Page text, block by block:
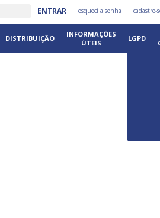
ENTRAR esqueci a senha cadastre-
DISTRIBUIÇÃO
INFORMAÇÕES
ÚTEIS
LGPD